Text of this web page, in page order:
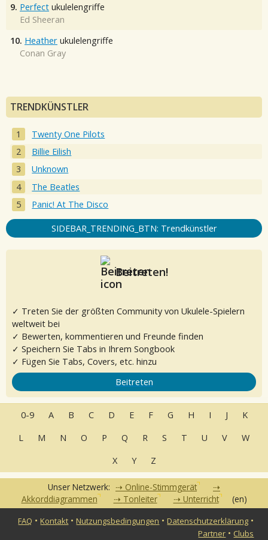
9. Perfect ukulelengriffe
Ed Sheeran
10. Heather ukulelengriffe
Conan Gray
TRENDKÜNSTLER
Twenty One Pilots
Billie Eilish
Unknown
The Beatles
Panic! At The Disco
SIDEBAR_TRENDING_BTN: Trendkünstler
Beitreten!
✓ Treten Sie der größten Community von Ukulele-Spielern
weltweit bei
✓ Bewerten, kommentieren und Freunde finden
✓ Speichern Sie Tabs in Ihrem Songbook
✓ Fügen Sie Tabs, Covers, etc. hinzu
Beitreten
0-9 A B C D E F G H I J
K
L
M N O P Q R S T U V
W
X
Y Z
Unser Netzwerk:
Online-Stimmgerät
Akkorddiagrammen
Tonleiter Unterricht (en)
FAQ •Kontakt •Nutzungsbedingungen •Datenschutzerklärung •
Partner • Clubs